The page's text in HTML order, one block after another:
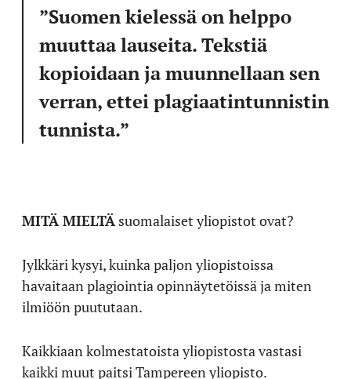
”Suomen kielessä on helppo
muuttaa lauseita. Tekstiä
kopioidaan ja muunnellaan sen
verran, ettei plagiaatintunnistin
tunnista.”
MITÄ MIELTÄsuomalaiset yliopistot ovat?
Jylkkäri kysyi, kuinka paljon yliopistoissa
havaitaan plagiointia opinnäytetöissä ja miten
ilmiöön puututaan.
Kaikkiaan kolmestatoista yliopistosta vastasi
kaikki muut paitsi Tampereen yliopisto.